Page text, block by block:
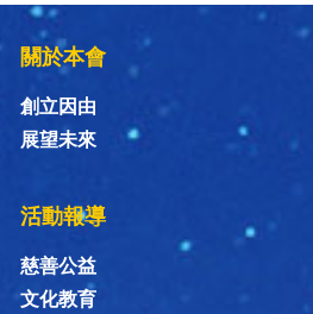
關於本會
創立因由
展望未來
活動報導
慈善公益
文化教育